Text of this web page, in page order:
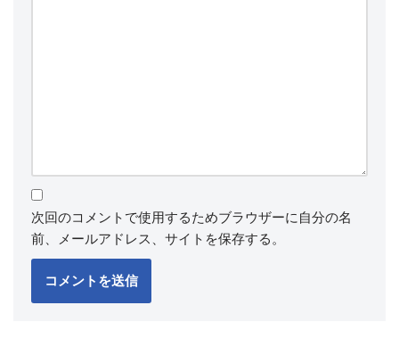
次回のコメントで使用するためブラウザーに自分の名
前、メールアドレス、サイトを保存する。